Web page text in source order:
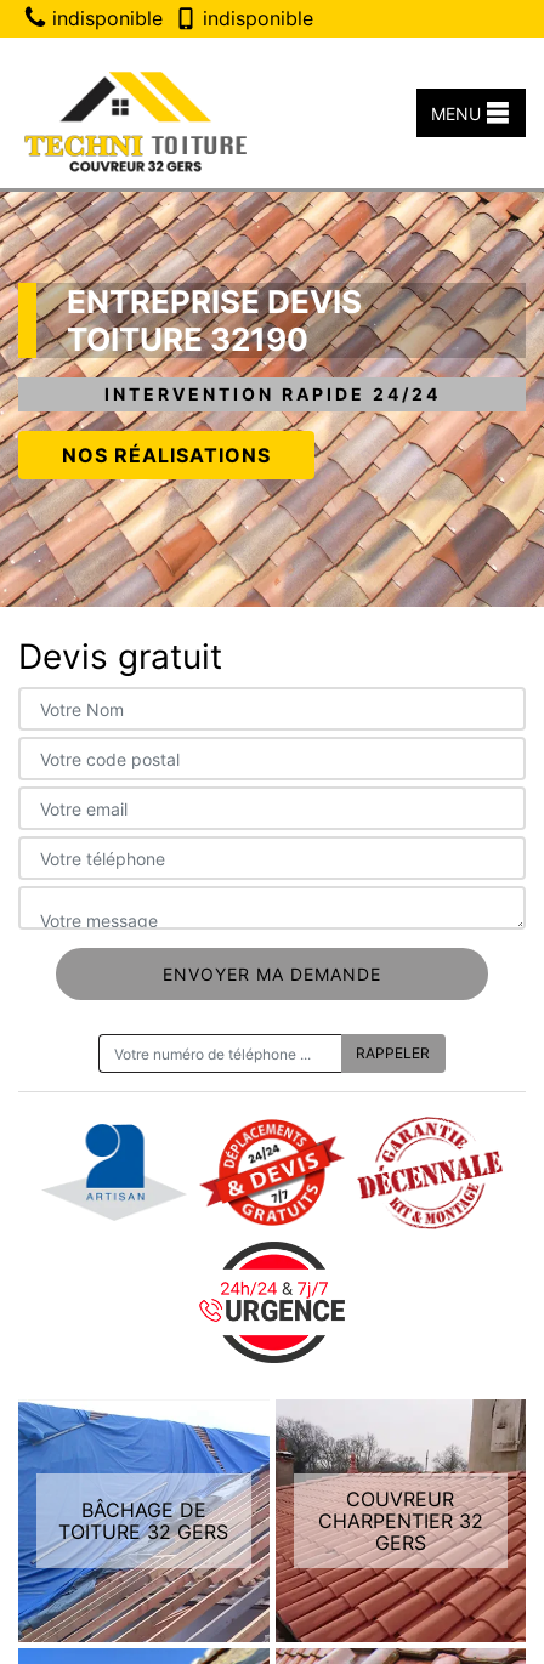
indisponible indisponible
MENU
ENTREPRISE DEVIS
TOITURE 32190
INTERVENTION RAPIDE 24/24
NOS RÉALISATIONS
Devis gratuit
BÂCHAGE DE
TOITURE 32 GERS
COUVREUR
CHARPENTIER 32
GERS